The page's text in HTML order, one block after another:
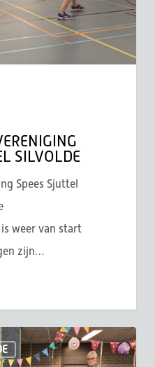
SILVOLDE
Spees Sjuttel
weer van start
zijn…